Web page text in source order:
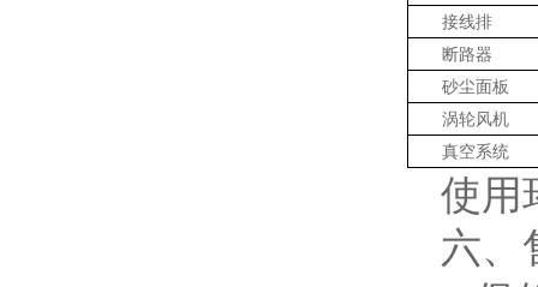
接线排
断路器
砂尘面板
涡轮风机
真空系统
使
六、